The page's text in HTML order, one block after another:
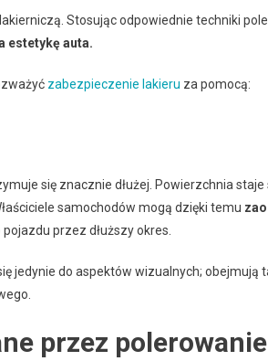
Stosując odpowiednie techniki
estetykę auta.
zabezpieczenie lakieru za pomocą:
się znacznie dłużej. Powierzchnia
samochodów mogą dzięki temu
przez dłuższy okres.
jedynie do aspektów wizualnych; obejmują
przez